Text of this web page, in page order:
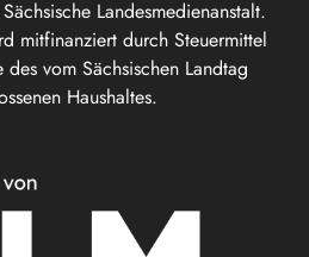
Landesmedienanstalt.
mitfinanziert durch Steuermittel
vom Sächsischen Landtag
Haushaltes.